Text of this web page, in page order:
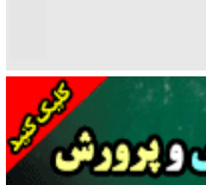
یا انحصار؟